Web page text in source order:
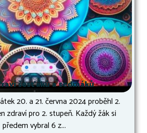
šesťáků a sedmáků
20. a 21. června 2024 proběhl 2.
zdraví pro 2. stupeň. Každý žák si
předem vybral 6 z...